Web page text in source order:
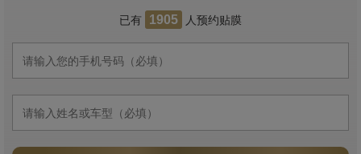
已有 1905 人预约贴膜